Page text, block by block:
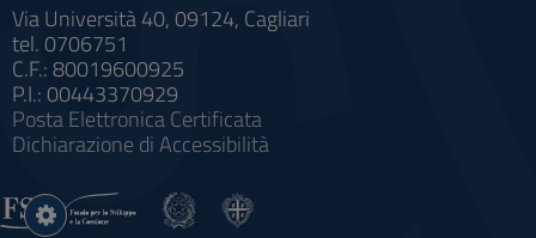
Via Università 40, 09124, Cagliari
tel. 0706751
C.F.: 80019600925
P.I.: 00443370929
Posta Elettronica Certificata
Dichiarazione di Accessibilità
Impostazioni
cookie